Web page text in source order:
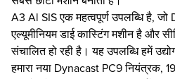
A3 Al SIS एक महत्वपूर्ण उपलब्धि है,
एल्यूमीनियम डाई कास्टिंग मशीन है और
संचालित हो रही है। यह उपलब्धि हमें
हमारा नया Dynacast PC9 नियंत्रक,